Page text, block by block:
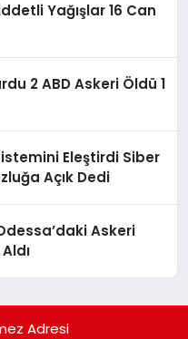
Yağışlar 16 Can
2 ABD Askeri Öldü 1
Eleştirdi Siber
Açık Dedi
Askeri
Adresi